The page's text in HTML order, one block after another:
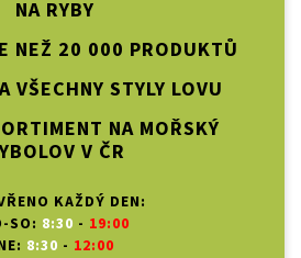
NA RYBY
NEŽ 20 000 PRODUKTŮ
VŠECHNY STYLY LOVU
NA MOŘSKÝ
V ČR
KAŽDÝ DEN:
SO: 8:30 - 19:00
8:30 - 12:00